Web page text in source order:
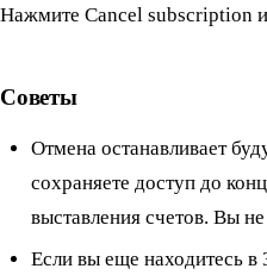
Нажмите Cancel subscription
Советы
Отмена останавливает
сохраняете доступ до
выставления счетов. Вы
Если вы еще находитесь